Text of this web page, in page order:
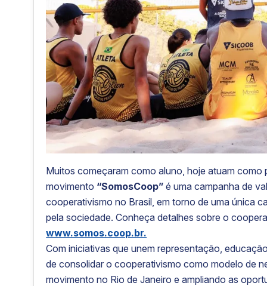
Muitos começaram como aluno, hoje atuam
movimento “SomosCoop” é uma campanha de
cooperativismo no Brasil, em torno de uma única
pela sociedade. Conheça detalhes sobre o
www.somos.coop.br.
Com iniciativas que unem representação,
de consolidar o cooperativismo como modelo de
movimento no Rio de Janeiro e ampliando as